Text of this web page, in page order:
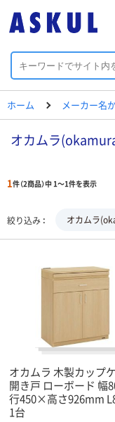
ホーム メーカー名
オカムラ
1件（2商品）中 1～1件を表示
絞り込み オカムラ
オカムラ 木製カップ
開き戸 ローボード 幅
行450×高さ926mm
1台